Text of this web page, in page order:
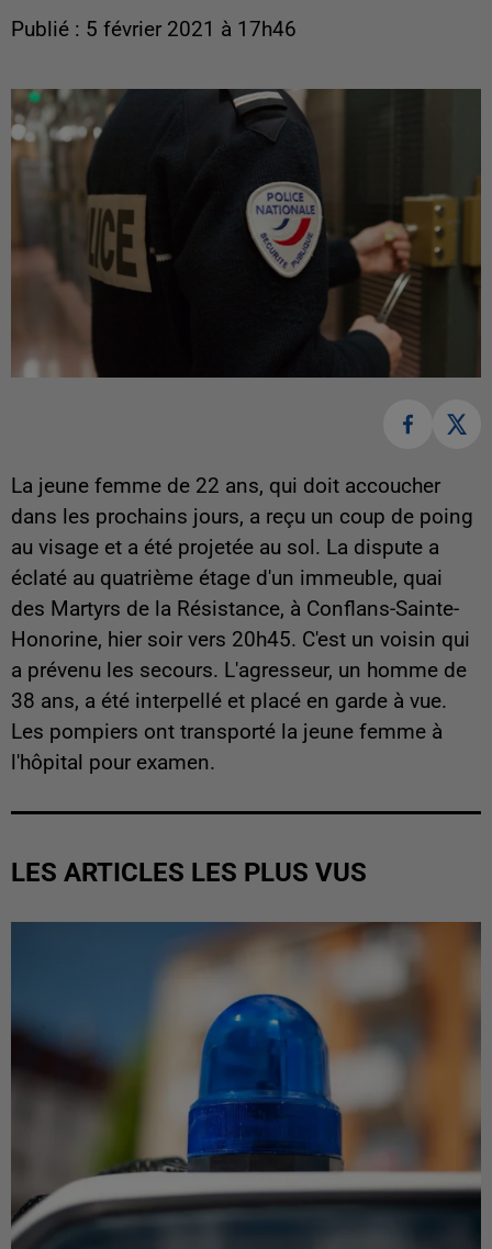
Publié : 5 février 2021 à 17h46
La jeune femme de 22 ans, qui doit accoucher
dans les prochains jours, a reçu un coup de poing
au visage et a été projetée au sol. La dispute a
éclaté au quatrième étage d'un immeuble, quai
des Martyrs de la Résistance, à Conflans-Sainte-
Honorine, hier soir vers 20h45. C'est un voisin qui
a prévenu les secours. L'agresseur, un homme de
38 ans, a été interpellé et placé en garde à vue.
Les pompiers ont transporté la jeune femme à
l'hôpital pour examen.
LES ARTICLES LES PLUS VUS